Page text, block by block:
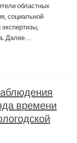
областных
социальной
Далее…
времени